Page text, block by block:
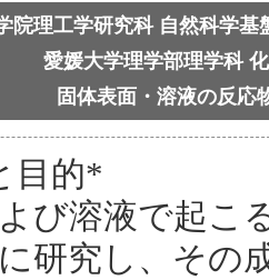
院理工学研究科 自然科学基
愛媛大学理学部理学科
固体表面・溶液の反応
目的*
び溶液で起こ
研究し、その